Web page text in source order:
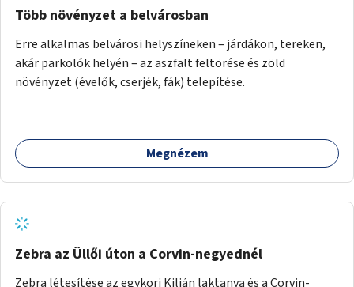
Több növényzet a belvárosban
Erre alkalmas belvárosi helyszíneken – járdákon, tereken,
akár parkolók helyén – az aszfalt feltörése és zöld
növényzet (évelők, cserjék, fák) telepítése.
Megnézem
Zebra az Üllői úton a Corvin-negyednél
Zebra létesítése az egykori Kilián laktanya és a Corvin-